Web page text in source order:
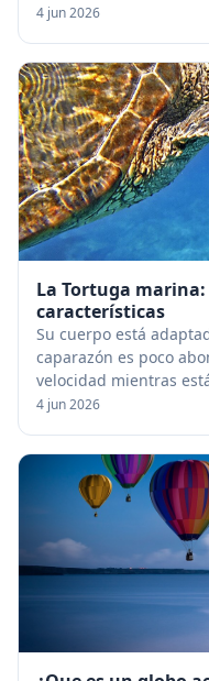
[caption
4 jun 2026
La Tortuga
características
Su cuerpo está
caparazón es poco
velocidad mientras
transformado en
4 jun 2026